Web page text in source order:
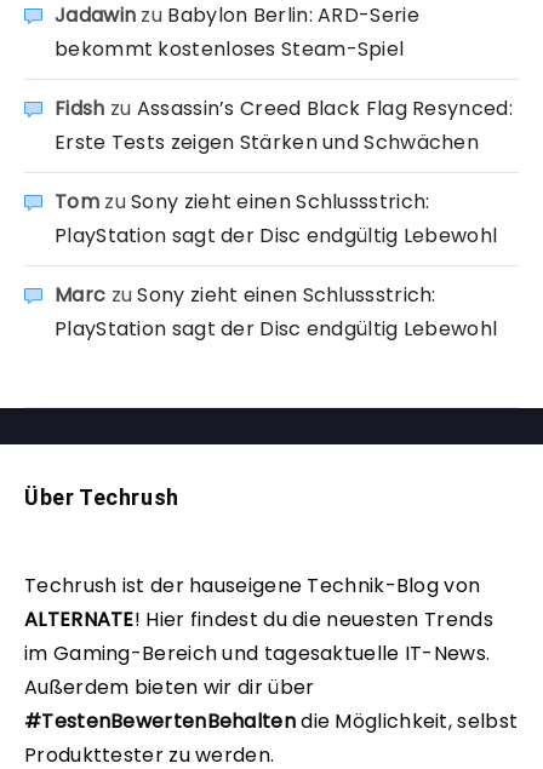
Jadawin zu Babylon Berlin: ARD-Serie
bekommt kostenloses Steam-Spiel
Fidsh zu Assassin’s Creed Black Flag Resynced:
Erste Tests zeigen Stärken und Schwächen
TomzuSony zieht einen Schlussstrich:
PlayStation sagt der Disc endgültig Lebewohl
Marc zuSony zieht einen Schlussstrich:
PlayStation sagt der Disc endgültig Lebewohl
Über Techrush
Techrush ist der hauseigene Technik-Blog von
ALTERNATE! Hier findest du die neuesten Trends
im Gaming-Bereich und tagesaktuelle IT-News.
Außerdem bieten wir dir über
#TestenBewertenBehaltendie Möglichkeit, selbst
Produkttester zu werden.